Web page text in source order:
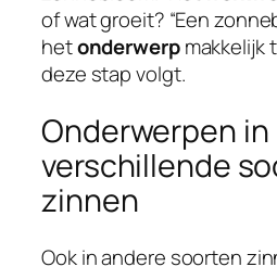
of wat groeit? “Een
hetonderwerpmakkelijk
deze stap volgt.
Onderwerpen in
verschillende
zinnen
Ook in andere soorten